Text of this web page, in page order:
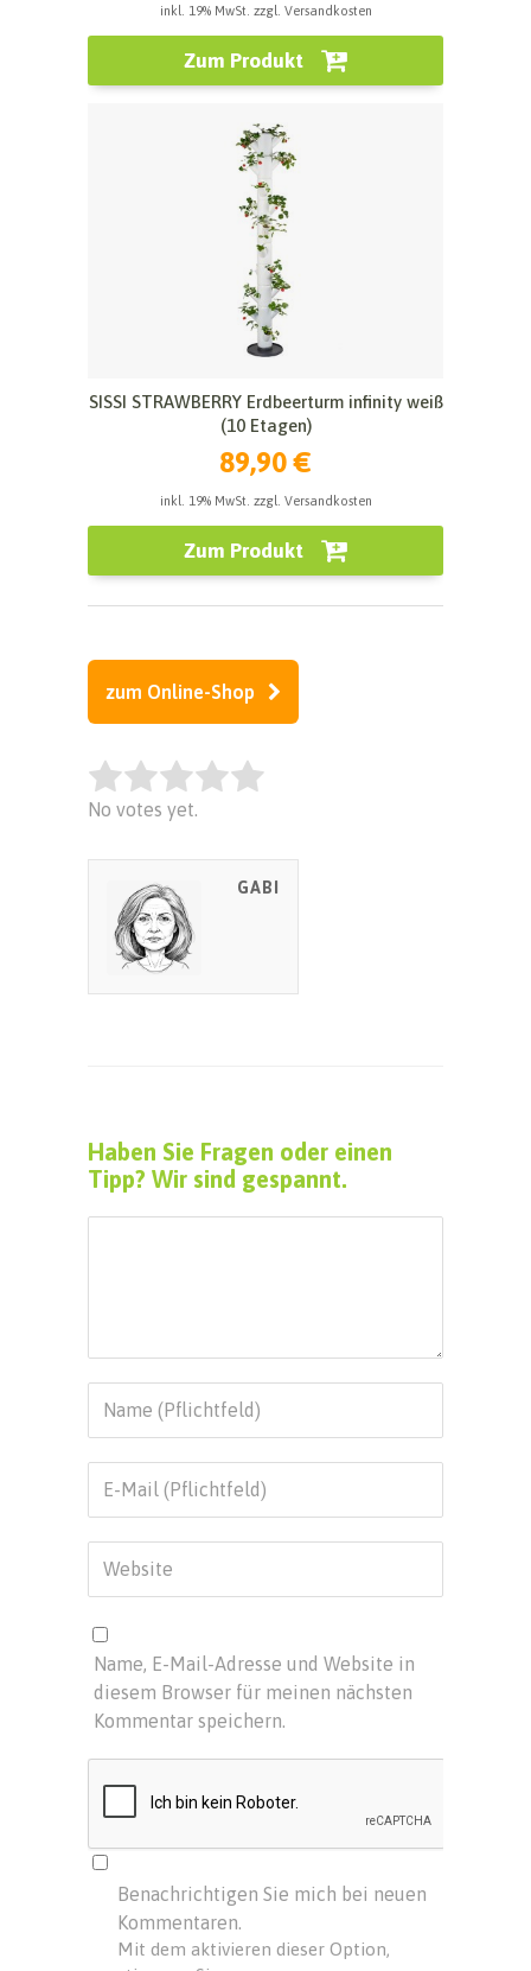
inkl. 19% MwSt. zzgl. Versandkosten
Zum Produkt
SISSI STRAWBERRY Erdbeerturm infinity weiß
(10 Etagen)
89,90 €
inkl. 19% MwSt. zzgl. Versandkosten
Zum Produkt
zum Online-Shop
Rate this item:
SUBMIT RATING
No votes yet.
GABI
Haben Sie Fragen oder einen
Tipp? Wir sind gespannt.
Name, E-Mail-Adresse und Website in
diesem Browser für meinen nächsten
Kommentar speichern.
Benachrichtigen Sie mich bei neuen
Kommentaren.
Mit dem aktivieren dieser Option,